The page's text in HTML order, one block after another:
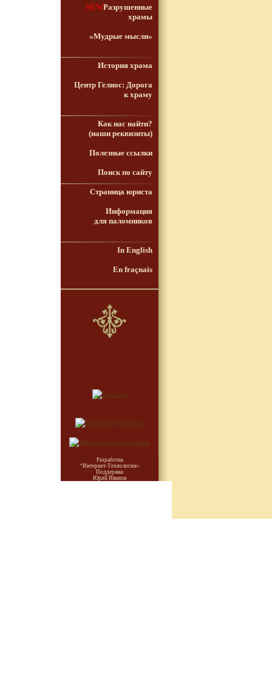
NEWРазрушенные
храмы
«Мудрые мысли»
История храма
Центр Гелиос: Дорога
к храму
Как нас найти?
(наши реквизиты)
Полезные ссылки
Поиск по сайту
Страница юриста
Информация
для паломников
In English
En fraçnais
Разработка
“Интернет-Технологии»
Поддержка
Юрий Иванов